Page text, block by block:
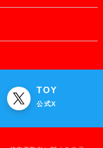
TOY
公式X